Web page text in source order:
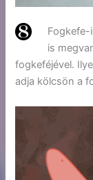
Fogkefe-
is
fogkeféjével.
adja kölcsön a